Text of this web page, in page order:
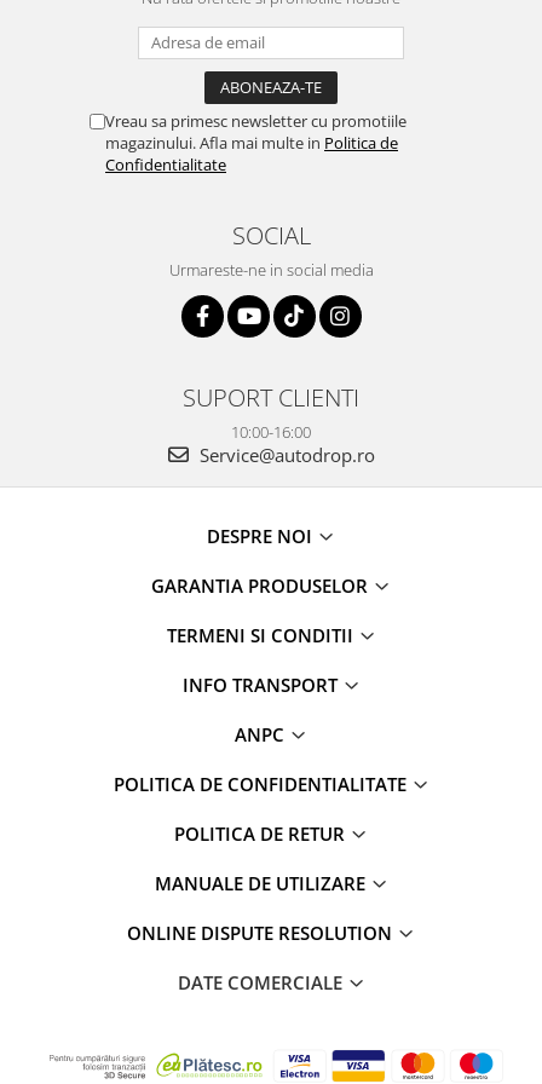
Vreau sa primesc newsletter cu promotiile
magazinului. Afla mai multe in Politica de
Confidentialitate
SOCIAL
Urmareste-ne in social media
SUPORT CLIENTI
10:00-16:00
Service@autodrop.ro
DESPRE NOI
GARANTIA PRODUSELOR
TERMENI SI CONDITII
INFO TRANSPORT
ANPC
POLITICA DE CONFIDENTIALITATE
POLITICA DE RETUR
MANUALE DE UTILIZARE
ONLINE DISPUTE RESOLUTION
DATE COMERCIALE